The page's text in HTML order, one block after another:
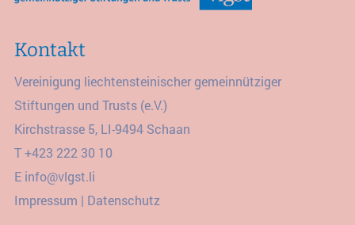
Kontakt
Vereinigung liechtensteinischer gemeinnütziger
Stiftungen und Trusts (e.V.)
Kirchstrasse 5, LI-9494 Schaan
T+423 222 30 10
E info@vlgst.li
Impressum | Datenschutz